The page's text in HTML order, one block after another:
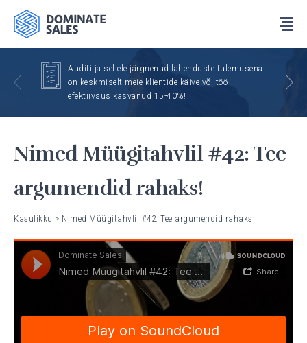
Auditi ja sellele järgnenud lahenduste tulemusena
on keskmiselt meie klientide käive või töö
efektiivsus kasvanud 15-40%!
Nimed Müügitahvlil #42: Tee
argumendid rahaks!
Kasulikku > Nimed Müügitahvlil #42: Tee argumendid rahaks!